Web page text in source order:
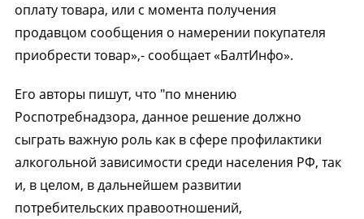
оплату товара, или с момента получения
продавцом сообщения о намерении покупателя
приобрести товар»,- сообщает «БалтИнфо».
Его авторы пишут, что "по мнению
Роспотребнадзора, данное решение должно
сыграть важную роль как в сфере профилактики
алкогольной зависимости среди населения РФ, так
и, в целом, в дальнейшем развитии
потребительских правоотношений,